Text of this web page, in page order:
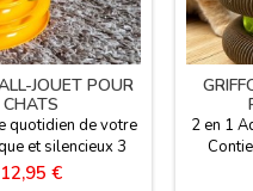
JOUET POUR
CHATS
quotidien de votre
et silencieux 3
3x plus de fun
Prix
12,95 €
2 en 1